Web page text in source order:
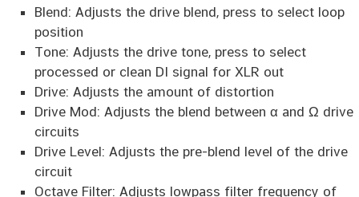
Blend: Adjusts the drive blend, press to select loop
position
Tone: Adjusts the drive tone, press to select
processed or clean DI signal for XLR out
Drive: Adjusts the amount of distortion
Drive Mod: Adjusts the blend between α and Ω drive
circuits
Drive Level: Adjusts the pre-blend level of the drive
circuit
Octave Filter: Adjusts lowpass filter frequency of